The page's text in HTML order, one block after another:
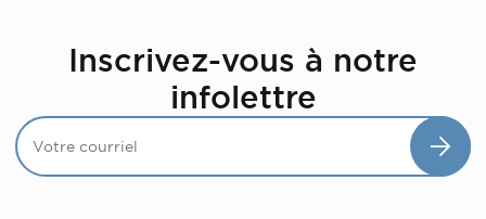
Inscrivez-vous à notre
infolettre